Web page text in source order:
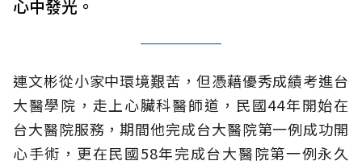
心中發光。
連文彬從小家中環境艱苦，但憑藉優秀成績考進台
大醫學院，走上心臟科醫師道，民國44年開始在
台大醫院服務，期間他完成台大醫院第一例成功開
心手術，更在民國58年完成台大醫院第一例永久